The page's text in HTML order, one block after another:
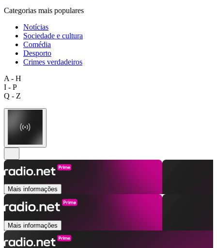
Categorias mais populares
Notícias
Sociedade e cultura
Comédia
Desporto
Crimes verdadeiros
A - H
I - P
Q - Z
Mais informações
Mais informações